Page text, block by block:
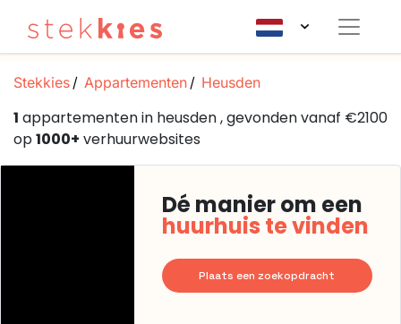
Stekkies Appartementen Heusden
1 appartementen in heusden , gevonden vanaf €2100
op1000+ verhuurwebsites
Dé manier om een
huurhuis te vinden
Plaats een zoekopdracht